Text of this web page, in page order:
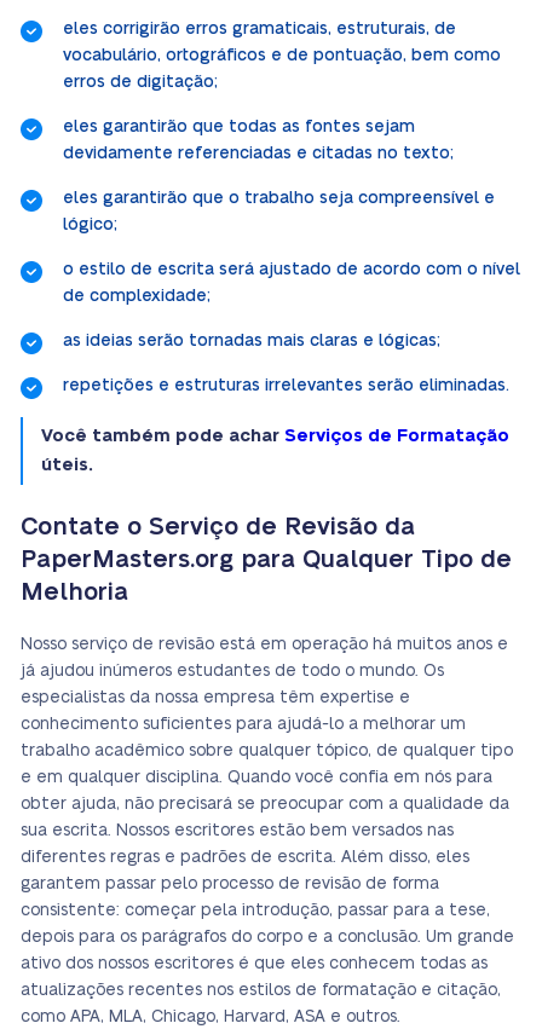
eles corrigirão erros gramaticais, estruturais, de
vocabulário, ortográficos e de pontuação, bem como
erros de digitação;
eles garantirão que todas as fontes sejam
devidamente referenciadas e citadas no texto;
eles garantirão que o trabalho seja compreensível e
lógico;
o estilo de escrita será ajustado de acordo com o nível
de complexidade;
as ideias serão tornadas mais claras e lógicas;
repetições e estruturas irrelevantes serão eliminadas.
Você também pode achar Serviços de Formatação
úteis.
Contate o Serviço de Revisão da
PaperMasters.org para Qualquer Tipo de
Melhoria
Nosso serviço de revisão está em operação há muitos anos e
já ajudou inúmeros estudantes de todo o mundo. Os
especialistas da nossa empresa têm expertise e
conhecimento suficientes para ajudá-lo a melhorar um
trabalho acadêmico sobre qualquer tópico, de qualquer tipo
e em qualquer disciplina. Quando você confia em nós para
obter ajuda, não precisará se preocupar com a qualidade da
sua escrita. Nossos escritores estão bem versados nas
diferentes regras e padrões de escrita. Além disso, eles
garantem passar pelo processo de revisão de forma
consistente: começar pela introdução, passar para a tese,
depois para os parágrafos do corpo e a conclusão. Um grande
ativo dos nossos escritores é que eles conhecem todas as
atualizações recentes nos estilos de formatação e citação,
como APA, MLA, Chicago, Harvard, ASA e outros.